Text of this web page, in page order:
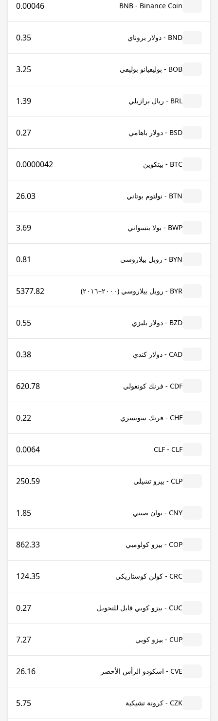
BNB - Binance Coin
0.00046
BND - دولار بروناي 0.35
BOB - بوليفيانو بوليفي 3.25
BRL - ريال برازيلي 1.39
BSD - دولار باهامي 0.27
BTC - بيتكوين 0.0000042
BTN - نولتوم بوتاني 26.03
BWP - بولا بتسواني 3.69
BYN - روبل بيلاروسي 0.81
BYR - روبل بيلاروسي (٢٠٠٠–٢٠١٦) 5377.82
BZD - دولار بليزي 0.55
CAD - دولار كندي 0.38
CDF - فرنك كونغولي 620.78
CHF - فرنك سويسري 0.22
CLF - CLF
0.0064
CLP - بيزو تشيلي 250.59
CNY - يوان صيني 1.85
COP - بيزو كولومبي 862.33
CRC - كولن كوستاريكي 124.35
CUC - بيزو كوبي قابل للتحويل 0.27
CUP - بيزو كوبي 7.27
CVE - اسكودو الرأس الأخضر 26.16
CZK - كرونة تشيكية 5.75